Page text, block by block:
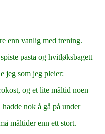
enn vanlig med trening.
pasta og hvitløksbagett
jeg som jeg pleier:
og et lite måltid noen
nok å gå på under
måltider enn ett stort.